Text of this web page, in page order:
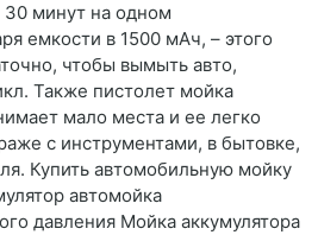
30 минут на одном
емкости в 1500 мАч, – этого
чтобы вымыть авто,
Также пистолет мойка
мало места и ее легко
с инструментами, в бытовке,
Купить автомобильную мойку
автомойка
давления Мойка аккумулятора